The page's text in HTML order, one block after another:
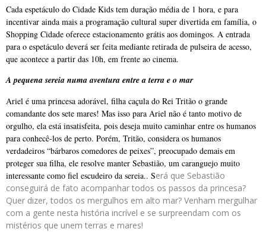
Cada espetáculo do Cidade Kids tem duração média de 1 hora, e para
incentivar ainda mais a programação cultural super divertida em família, o
Shopping Cidade oferece estacionamento grátis aos domingos. A entrada
para o espetáculo deverá ser feita mediante retirada de pulseira de acesso,
que acontece a partir das 10h, em frente ao cinema.
A pequena sereia numa aventura entre a terra e o mar
Ariel é uma princesa adorável, filha caçula do Rei Tritão o grande
comandante dos sete mares! Mas isso para Ariel não é tanto motivo de
orgulho, ela está insatisfeita, pois deseja muito caminhar entre os humanos
para conhecê-los de perto. Porém, Tritão, considera os humanos
verdadeiros “bárbaros comedores de peixes”, preocupado demais em
proteger sua filha, ele resolve manter Sebastião, um caranguejo muito
interessante como fiel escudeiro da sereia.. Será que Sebastião
conseguirá de fato acompanhar todos os passos da princesa?
Quer dizer, todos os mergulhos em alto mar? Venham mergulhar
com a gente nesta história incrível e se surpreendam com os
mistérios que unem terras e mares!